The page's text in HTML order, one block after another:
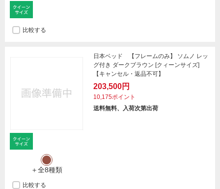
比較する
＋全8種類
日本ベッド 【フレームのみ】 ソムノ レッ
グ付き ダークブラウン [クィーンサイズ]
【キャンセル・返品不可】
203,500円
10,175ポイント
送料無料、入荷次第出荷
比較する